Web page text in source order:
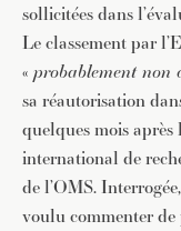
sollicitées dans
Le classement par
« probablement non
sa réautorisation
quelques mois
international de
de l’OMS.
voulu commenter